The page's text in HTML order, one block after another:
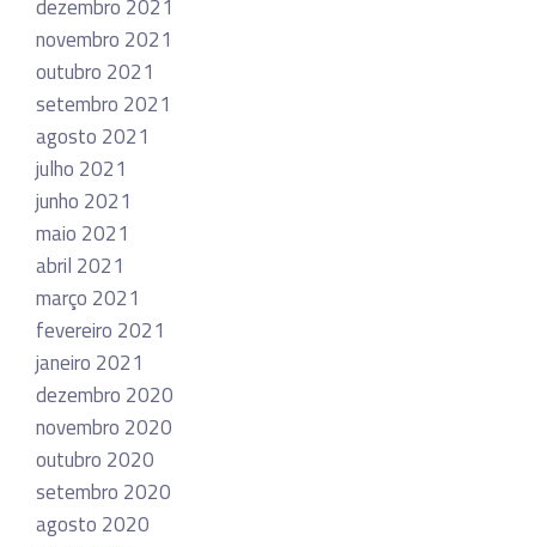
dezembro 2021
novembro 2021
outubro 2021
setembro 2021
agosto 2021
julho 2021
junho 2021
maio 2021
abril 2021
março 2021
fevereiro 2021
janeiro 2021
dezembro 2020
novembro 2020
outubro 2020
setembro 2020
agosto 2020